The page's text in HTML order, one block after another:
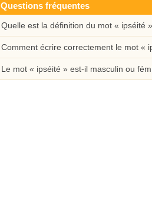
Questions fréquentes
Quelle est la définition du mot « ipséité
Comment écrire correctement le mot «
Le mot « ipséité » est-il masculin ou